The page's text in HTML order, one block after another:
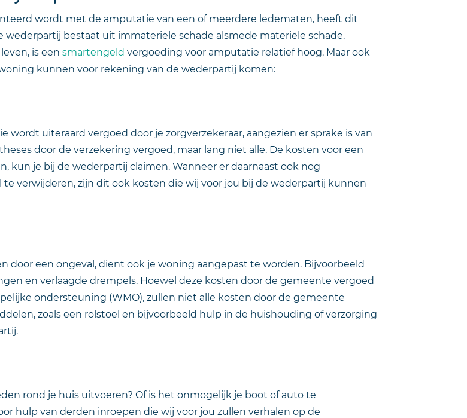
wordt met de amputatie van een of meerdere ledematen, heeft dit
bestaat uit immateriële schade alsmede materiële schade.
is een smartengeld vergoeding voor amputatie relatief hoog. Maar ook
kunnen voor rekening van de wederpartij komen:
uiteraard vergoed door je zorgverzekeraar, aangezien er sprake is van
door de verzekering vergoed, maar lang niet alle. De kosten voor een
kun je bij de wederpartij claimen. Wanneer er daarnaast ook nog
verwijderen, zijn dit ook kosten die wij voor jou bij de wederpartij kunnen
door een ongeval, dient ook je woning aangepast te worden. Bijvoorbeeld
en verlaagde drempels. Hoewel deze kosten door de gemeente vergoed
ondersteuning (WMO), zullen niet alle kosten door de gemeente
zoals een rolstoel en bijvoorbeeld hulp in de huishouding of verzorging
rond je huis uitvoeren? Of is het onmogelijk je boot of auto te
hulp van derden inroepen die wij voor jou zullen verhalen op de